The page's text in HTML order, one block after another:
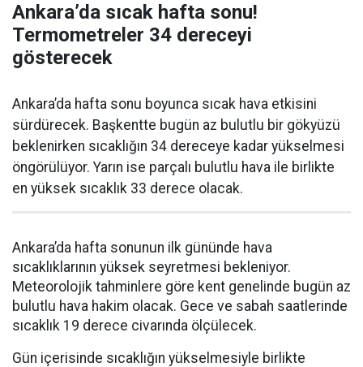
Ankara’da sıcak hafta sonu!
Termometreler 34 dereceyi
gösterecek
Ankara’da hafta sonu boyunca sıcak hava etkisini
sürdürecek. Başkentte bugün az bulutlu bir gökyüzü
beklenirken sıcaklığın 34 dereceye kadar yükselmesi
öngörülüyor. Yarın ise parçalı bulutlu hava ile birlikte
en yüksek sıcaklık 33 derece olacak.
Ankara’da hafta sonunun ilk gününde hava
sıcaklıklarının yüksek seyretmesi bekleniyor.
Meteorolojik tahminlere göre kent genelinde bugün az
bulutlu hava hakim olacak. Gece ve sabah saatlerinde
sıcaklık 19 derece civarında ölçülecek.
Gün içerisinde sıcaklığın yükselmesiyle birlikte